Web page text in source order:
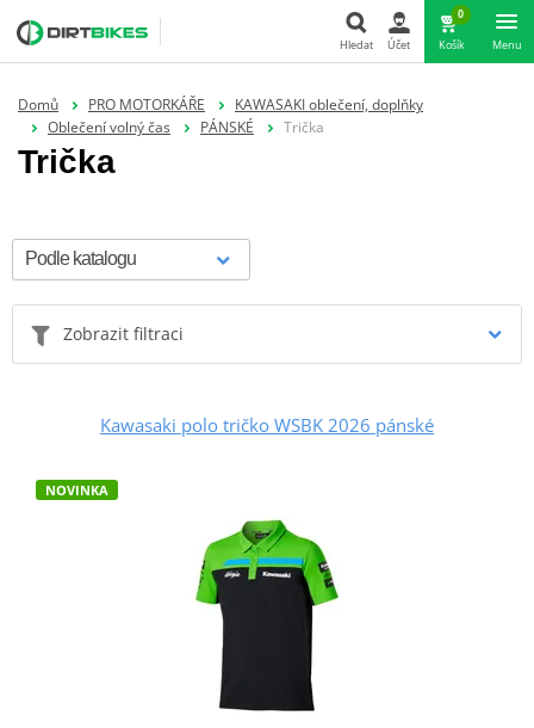
Hledat Účet
0
Košík Menu
Domů PRO MOTORKÁŘE
KAWASAKI oblečení, doplňky
Oblečení volný čas
PÁNSKÉ Trička
Trička
Zobrazit filtraci
Kawasaki polo tričko WSBK 2026 pánské
NOVINKA